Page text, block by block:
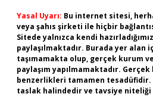
Yasal Uyarı: Bu internet sitesi,
veya şahıs şirketi ile hiçbir
Sitede yalnızca kendi
paylaşılmaktadır. Burada yer
taşımamakta olup, gerçek kurum
paylaşım yapılmamaktadır.
benzerlikleri tamamen
taslak halindedir ve tavsiye niteliği